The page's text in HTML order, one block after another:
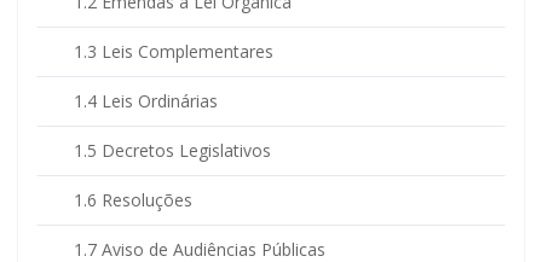
1.3 Leis Complementares
1.4 Leis Ordinárias
1.5 Decretos Legislativos
1.6 Resoluções
1.7 Aviso de Audiências Públicas